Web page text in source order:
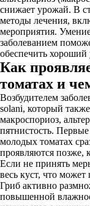
снижает урожай. В
методы лечения,
мероприятия.
заболеванием
обеспечить хороший
Как
томатах и
Возбудителем
solani, который
макроспориоз,
пятнистость.
молодых томатах
проявляются позже,
Если не принять
весь куст, что
Гриб активно
повышенной